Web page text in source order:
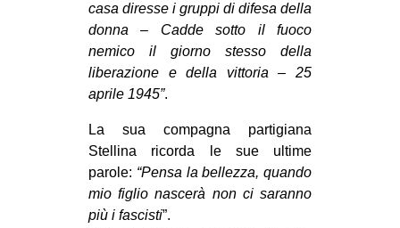
casa diresse i gruppi di difesa della
donna – Cadde sotto il fuoco
nemico il giorno stesso della
liberazione e della vittoria – 25
aprile 1945”.
La sua compagna partigiana
Stellina ricorda le sue ultime
parole: “Pensa la bellezza, quando
mio figlio nascerà non ci saranno
più i fascisti”.